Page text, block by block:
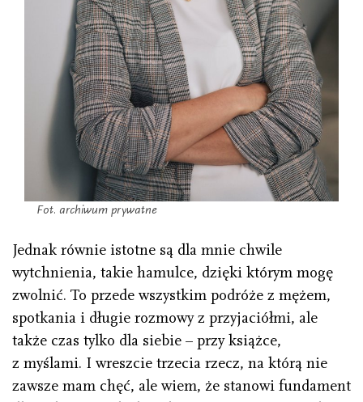
Fot. archiwum prywatne
Jednak równie istotne są dla mnie chwile
wytchnienia, takie hamulce, dzięki którym mogę
zwolnić. To przede wszystkim podróże z mężem,
spotkania i długie rozmowy z przyjaciółmi, ale
także czas tylko dla siebie – przy książce,
z myślami. I wreszcie trzecia rzecz, na którą nie
zawsze mam chęć, ale wiem, że stanowi fundament